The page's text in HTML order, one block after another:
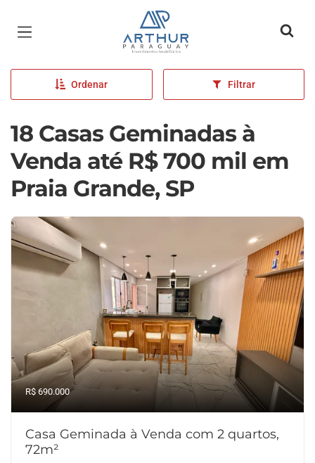
Página inicial
Ordenar Filtrar
18 Casas Geminadas à
Venda até R$ 700 mil em
Praia Grande, SP
R$ 690.000
Casa Geminada à Venda com 2 quartos,
72m²